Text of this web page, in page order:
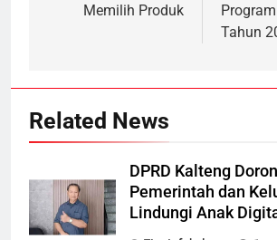
Memilih Produk
Tahun
Related News
DPRD Kalteng
Pemerintah dan
Lindungi Anak